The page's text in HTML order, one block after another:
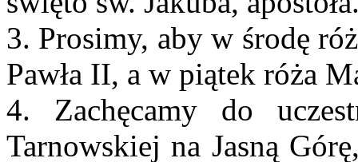
3. Prosimy, aby w środę
Pawła II, a w piątek róża
4. Zachęcamy do
Tarnowskiej na Jasną